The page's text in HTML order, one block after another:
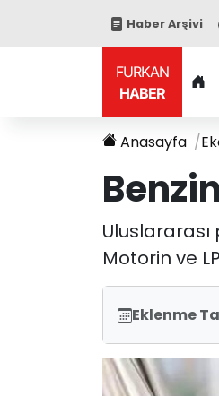
Haber Arşivi
FURKAN
HABER
Anasayfa
Motorin ve
Eklenme